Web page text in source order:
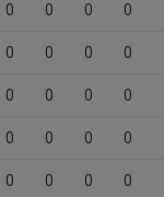
0 0 0 0
0 0 0 0
0 0 0 0
0 0 0 0
0 0 0 0